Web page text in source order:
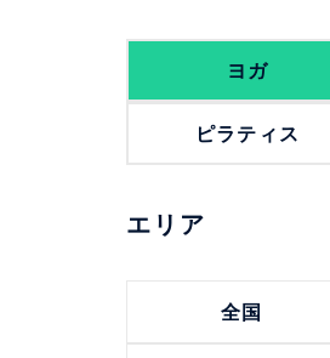
ヨガ
ピラティス
エリア
全国